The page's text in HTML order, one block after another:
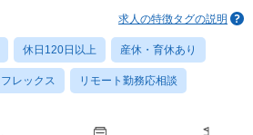
求人の特徴タグの説明
休日120日以上 産休・育休あり
フレックス リモート勤務応相談